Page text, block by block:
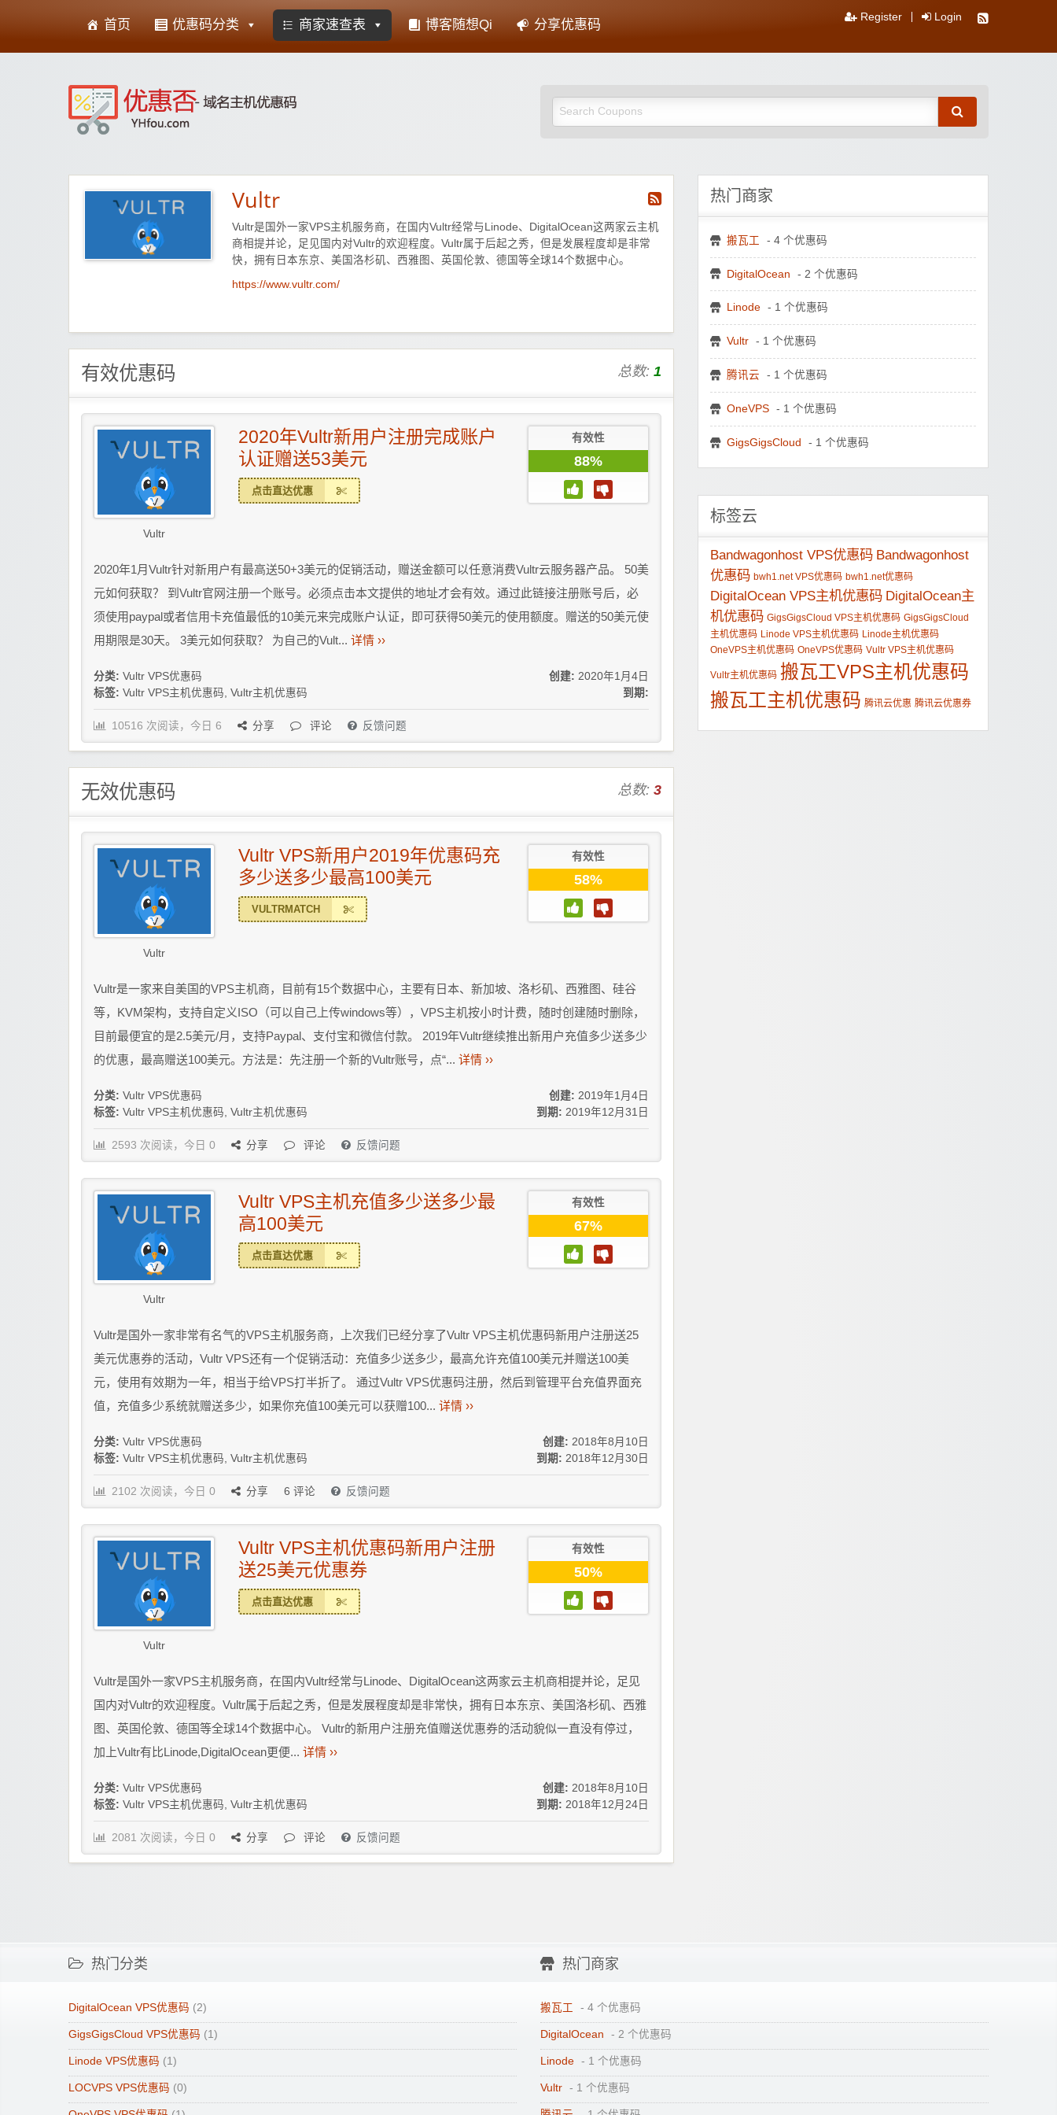
Register Login
首页 优惠码分类 商家速查表 博客随想Qi 分享优惠码
优惠否-主机域名优惠码
Vultr
Vultr是国外一家VPS主机服务商，在国内Vultr经常与Linode、DigitalOcean这两家云主机
商相提并论，足见国内对Vultr的欢迎程度。Vultr属于后起之秀，但是发展程度却是非常
快，拥有日本东京、美国洛杉矶、西雅图、英国伦敦、德国等全球14个数据中心。
https://www.vultr.com/
有效优惠码 总数: 1
Vultr
2020年Vultr新用户注册完成账户
认证赠送53美元
点击直达优惠
有效性
88%
2020年1月Vultr针对新用户有最高送50+3美元的促销活动，赠送金额可以任意消费Vultr云服务器产品。 50美
元如何获取？ 到Vultr官网注册一个账号。必须点击本文提供的地址才会有效。通过此链接注册账号后，必
须使用paypal或者信用卡充值最低的10美元来完成账户认证，即可获得50美元的使用额度。赠送的50美元使
用期限是30天。 3美元如何获取？ 为自己的Vult... 详情 ››
分类: Vultr VPS优惠码
标签: Vultr VPS主机优惠码, Vultr主机优惠码
创建: 2020年1月4日
到期:
10516 次阅读，今日 6 分享 评论 反馈问题
无效优惠码 总数: 3
Vultr
Vultr VPS新用户2019年优惠码充
多少送多少最高100美元
VULTRMATCH
有效性
58%
Vultr是一家来自美国的VPS主机商，目前有15个数据中心，主要有日本、新加坡、洛杉矶、西雅图、硅谷
等，KVM架构，支持自定义ISO（可以自己上传windows等），VPS主机按小时计费，随时创建随时删除，
目前最便宜的是2.5美元/月，支持Paypal、支付宝和微信付款。 2019年Vultr继续推出新用户充值多少送多少
的优惠，最高赠送100美元。方法是：先注册一个新的Vultr账号，点“... 详情 ››
分类: Vultr VPS优惠码
标签: Vultr VPS主机优惠码, Vultr主机优惠码
创建: 2019年1月4日
到期: 2019年12月31日
2593 次阅读，今日 0 分享 评论 反馈问题
Vultr
Vultr VPS主机充值多少送多少最
高100美元
点击直达优惠
有效性
67%
Vultr是国外一家非常有名气的VPS主机服务商，上次我们已经分享了Vultr VPS主机优惠码新用户注册送25
美元优惠券的活动，Vultr VPS还有一个促销活动：充值多少送多少，最高允许充值100美元并赠送100美
元，使用有效期为一年，相当于给VPS打半折了。 通过Vultr VPS优惠码注册，然后到管理平台充值界面充
值，充值多少系统就赠送多少，如果你充值100美元可以获赠100... 详情 ››
分类: Vultr VPS优惠码
标签: Vultr VPS主机优惠码 Vultr主机优惠码
创建: 2018年8月10日
到期: 2018年12月30日
2102 次阅读，今日 0 分享 6 评论 反馈问题
Vultr
Vultr VPS主机优惠码新用户注册
送25美元优惠券
点击直达优惠
有效性
50%
Vultr是国外一家VPS主机服务商，在国内Vultr经常与Linode、DigitalOcean这两家云主机商相提并论，足见
国内对Vultr的欢迎程度。Vultr属于后起之秀，但是发展程度却是非常快，拥有日本东京、美国洛杉矶、西雅
图、英国伦敦、德国等全球14个数据中心。 Vultr的新用户注册充值赠送优惠券的活动貌似一直没有停过，
加上Vultr有比Linode,DigitalOcean更便... 详情 ››
分类: Vultr VPS优惠码
标签: Vultr VPS主机优惠码 Vultr主机优惠码
创建: 2018年8月10日
到期: 2018年12月24日
2081 次阅读，今日 0 分享 评论 反馈问题
热门商家
搬瓦工 - 4 个优惠码
DigitalOcean - 2 个优惠码
Linode - 1 个优惠码
Vultr - 1 个优惠码
腾讯云 - 1 个优惠码
OneVPS - 1 个优惠码
GigsGigsCloud - 1 个优惠码
标签云
Bandwagonhost VPS优惠码 Bandwagonhost
优惠码 bwh1.net VPS优惠码 bwh1.net优惠码
DigitalOcean VPS主机优惠码 DigitalOcean主
机优惠码 GigsGigsCloud VPS主机优惠码 GigsGigsCloud
主机优惠码 Linode VPS主机优惠码 Linode主机优惠码
OneVPS主机优惠码 OneVPS优惠码 Vultr VPS主机优惠码
Vultr主机优惠码 搬瓦工VPS主机优惠码
搬瓦工主机优惠码 腾讯云优惠 腾讯云优惠券
热门分类
DigitalOcean VPS优惠码 (2)
GigsGigsCloud VPS优惠码 (1)
Linode VPS优惠码 (1)
LOCVPS VPS优惠码 (0)
热门商家
搬瓦工 - 4 个优惠码
DigitalOcean - 2 个优惠码
Linode - 1 个优惠码
Vultr - 1 个优惠码